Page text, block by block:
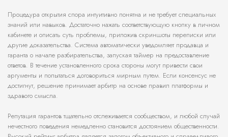
Процедура открытия спора интуитивно понятна и не требует специальных
знаний или навыков. Достаточно нажать соответствующую кнопку в личном
кабинете и описать суть проблемы, приложив скриншоты переписки или
другие доказательства. Система автоматически уведомляет продавца и
гаранта о начале разбирательства, запуская таймер на предоставление
ответов. В течение установленного срока стороны могут привести свои
аргументы и попытаться договориться мирным путем. Если консенсус не
достигнут, решение принимает арбитр на основе правил платформы и
здравого смысла.
Репутация гарантов тщательно отслеживается сообществом, и любой случай
нечестного поведения немедленно становится достоянием общественности.